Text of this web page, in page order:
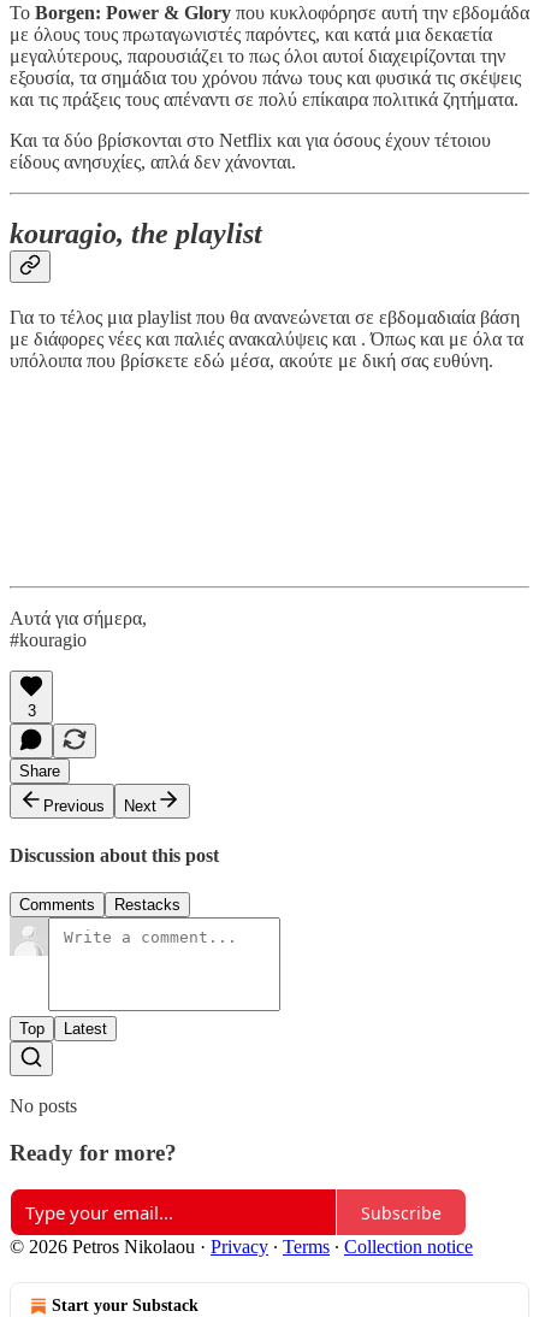
Το Borgen: Power & Glory που κυκλοφόρησε αυτή την εβδομάδα
με όλους τους πρωταγωνιστές παρόντες, και κατά μια δεκαετία
μεγαλύτερους, παρουσιάζει το πως όλοι αυτοί διαχειρίζονται την
εξουσία, τα σημάδια του χρόνου πάνω τους και φυσικά τις σκέψεις
και τις πράξεις τους απέναντι σε πολύ επίκαιρα πολιτικά ζητήματα.
Και τα δύο βρίσκονται στο Netflix και για όσους έχουν τέτοιου
είδους ανησυχίες, απλά δεν χάνονται.
kouragio, the playlist
Για το τέλος μια playlist που θα ανανεώνεται σε εβδομαδιαία βάση
με διάφορες νέες και παλιές ανακαλύψεις και . Όπως και με όλα τα
υπόλοιπα που βρίσκετε εδώ μέσα, ακούτε με δική σας ευθύνη.
Aυτά για σήμερα,
#kouragio
3
Share
Previous
Next
Discussion about this post
Comments Restacks
Top Latest
No posts
Ready for more?
Subscribe
© 2026 Petros Nikolaou · Privacy ∙ Terms ∙ Collection notice
Start your Substack